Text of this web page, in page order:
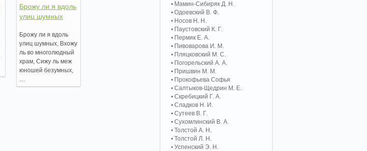
Брожу ли я вдоль
улиц шумных
Брожу ли я вдоль
улиц шумных, Вхожу
ль во многолюдный
храм, Сижу ль меж
юношей безумных,
…
Мамин-Сибиряк Д. Н.
Одоевский В. Ф.
Носов Н. Н.
Паустовский К. Г.
Пермяк Е. А.
Пивоварова И. М.
Пляцковский М. С.
Погорельский А. A.
Пришвин М. М.
Прокофьева Софья
Салтыков-Щедрин М. Е.
Скребицкий Г. А.
Сладков Н. И.
Сутеев В. Г.
Сухомлинский В. А.
Толстой А. Н.
Толстой Л. Н.
Успенский Э. Н.